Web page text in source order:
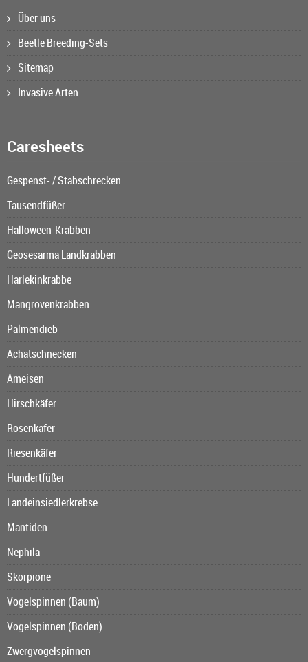
Über uns
Beetle Breeding-Sets
Sitemap
Invasive Arten
Caresheets
Gespenst- / Stabschrecken
Tausendfüßer
Halloween-Krabben
Geosesarma Landkrabben
Harlekinkrabbe
Mangrovenkrabben
Palmendieb
Achatschnecken
Ameisen
Hirschkäfer
Rosenkäfer
Riesenkäfer
Hundertfüßer
Landeinsiedlerkrebse
Mantiden
Nephila
Skorpione
Vogelspinnen (Baum)
Vogelspinnen (Boden)
Zwergvogelspinnen